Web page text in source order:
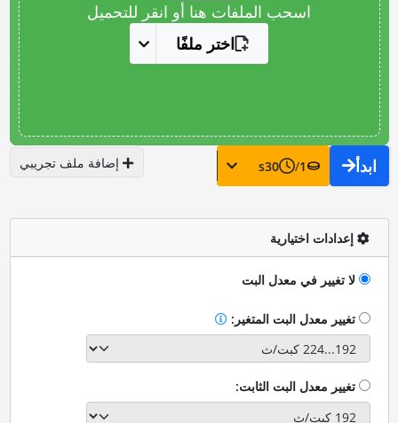
اسحب الملفات هنا أو انقر للتحميل
اختر ملفًا
ابدأ 1
/
30
s إضافة ملف تجريبي
إعدادات اختيارية
لا تغيير في معدل البت
تغيير معدل البت المتغير:
تغيير معدل البت الثابت: